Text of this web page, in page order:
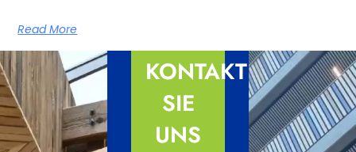
Read More
KONTAKTIEREN
SIE
UNS